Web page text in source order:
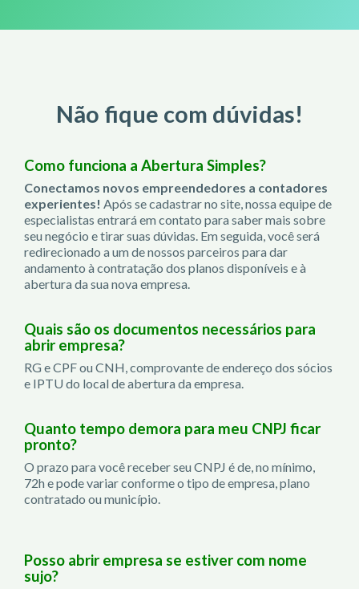
Não fique com dúvidas!
Como funciona a Abertura Simples?
Conectamos novos empreendedores a contadores
experientes! Após se cadastrar no site, nossa equipe de
especialistas entrará em contato para saber mais sobre
seu negócio e tirar suas dúvidas. Em seguida, você será
redirecionado a um de nossos parceiros para dar
andamento à contratação dos planos disponíveis e à
abertura da sua nova empresa.
Quais são os documentos necessários para
abrir empresa?
RG e CPF ou CNH, comprovante de endereço dos sócios
e IPTU do local de abertura da empresa.
Quanto tempo demora para meu CNPJ ficar
pronto?
O prazo para você receber seu CNPJ é de, no mínimo,
72h e pode variar conforme o tipo de empresa, plano
contratado ou município.
Posso abrir empresa se estiver com nome
sujo?